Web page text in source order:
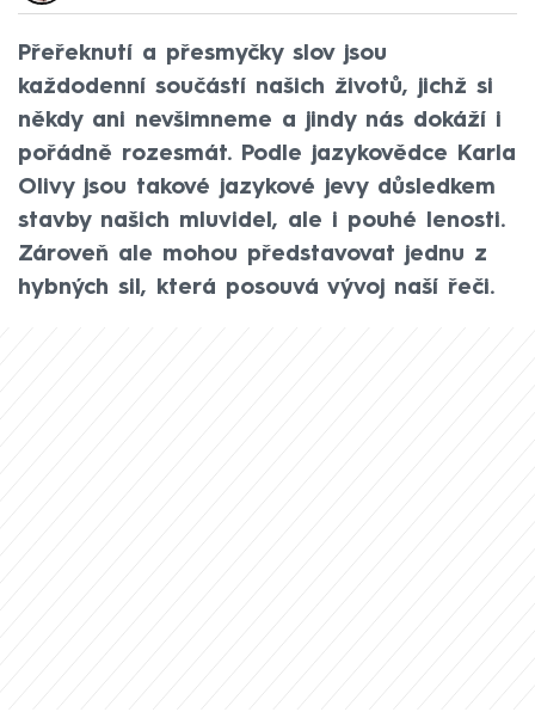
Přeřeknutí a přesmyčky slov jsou
každodenní součástí našich životů, jichž si
někdy ani nevšimneme a jindy nás dokáží i
pořádně rozesmát. Podle jazykovědce Karla
Olivy jsou takové jazykové jevy důsledkem
stavby našich mluvidel, ale i pouhé lenosti.
Zároveň ale mohou představovat jednu z
hybných sil, která posouvá vývoj naší řeči.